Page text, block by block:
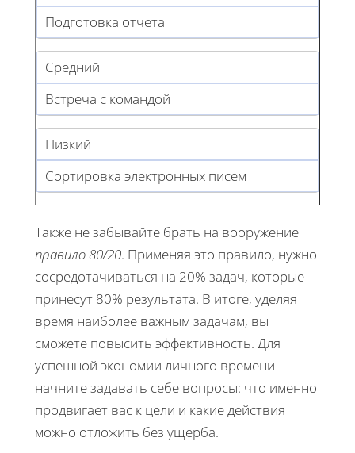
Подготовка отчета
Средний
Встреча с командой
Низкий
Сортировка электронных писем
Также не забывайте брать на вооружение
правило 80/20. Применяя это правило, нужно
сосредотачиваться на 20% задач, которые
принесут 80% результата. В итоге, уделяя
время наиболее важным задачам, вы
сможете повысить эффективность. Для
успешной экономии личного времени
начните задавать себе вопросы: что именно
продвигает вас к цели и какие действия
можно отложить без ущерба.